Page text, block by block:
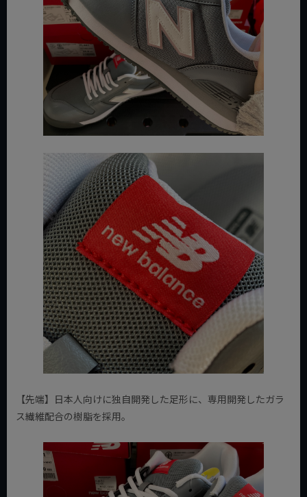
【先端】日本人向けに独自開発した足形に、専用開発したガラ
ス繊維配合の樹脂を採用。